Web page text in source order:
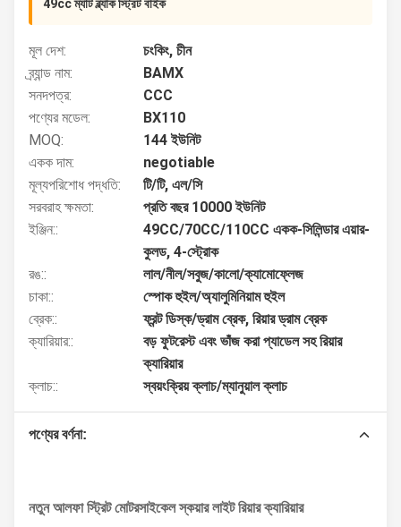
49cc ম্যাট ব্ল্যাক স্ট্রিট বাইক
মূল দেশ:
চংকিং, চীন
ব্র্যান্ড নাম:
BAMX
সনদপত্র:
CCC
পণ্যের মডেল:
BX110
MOQ:
144 ইউনিট
একক দাম:
negotiable
মূল্যপরিশোধ পদ্ধতি:
টি/টি, এল/সি
সরবরাহ ক্ষমতা:
প্রতি বছর 10000 ইউনিট
ইঞ্জিন::
49CC/70CC/110CC একক-সিলিন্ডার এয়ার-
কুলড, 4-স্ট্রোক
রঙ::
লাল/নীল/সবুজ/কালো/ক্যামোফ্লেজ
চাকা::
স্পোক হুইল/অ্যালুমিনিয়াম হুইল
ব্রেক::
ফ্রন্ট ডিস্ক/ড্রাম ব্রেক, রিয়ার ড্রাম ব্রেক
ক্যারিয়ার::
বড় ফুটরেস্ট এবং ভাঁজ করা প্যাডেল সহ রিয়ার
ক্যারিয়ার
ক্লাচ::
স্বয়ংক্রিয় ক্লাচ/ম্যানুয়াল ক্লাচ
পণ্যের বর্ণনা:
নতুন আলফা স্ট্রিট মোটরসাইকেল স্কয়ার লাইট রিয়ার ক্যারিয়ার